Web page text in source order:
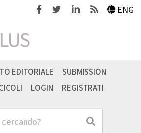
FacebookTwitterLinkedinFeeds ENG
Cerca
EDITORIALE
SUBMISSION
LOGIN REGISTRATI